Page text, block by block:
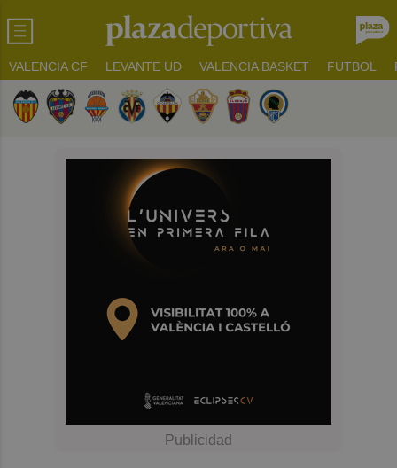
VALENCIA CF LEVANTE UD VALENCIA BASKET FUTBOL